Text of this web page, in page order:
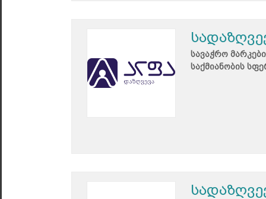
სავაჭრო
საქმიანობის